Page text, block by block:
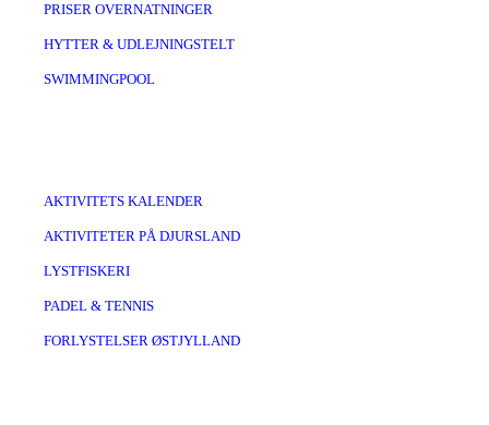
PRISER OVERNATNINGER
HYTTER & UDLEJNINGSTELT
SWIMMINGPOOL
AKTIVITETS KALENDER
AKTIVITETER PÅ DJURSLAND
LYSTFISKERI
PADEL & TENNIS
FORLYSTELSER ØSTJYLLAND